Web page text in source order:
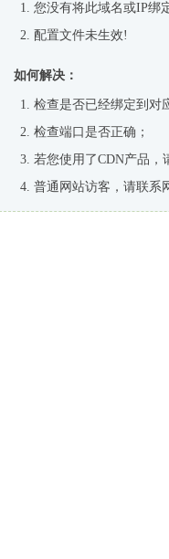
您没有将此域名或IP绑
配置文件未生效!
如何解决：
检查是否已经绑定到对
检查端口是否正确；
若您使用了CDN产品，
普通网站访客，请联系